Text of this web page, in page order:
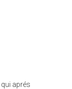
qui aprés